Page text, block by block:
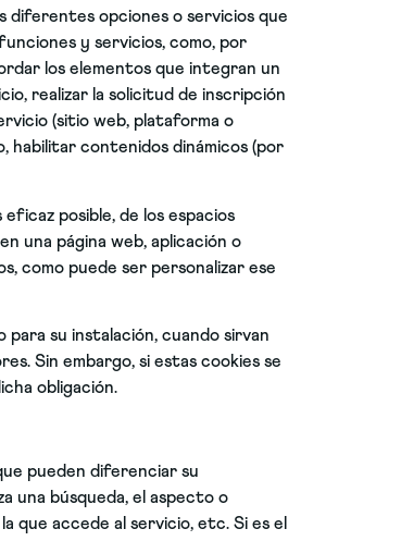
diferentes opciones o servicios que
y servicios, como, por
los elementos que integran un
realizar la solicitud de inscripción
(sitio web, plataforma o
habilitar contenidos dinámicos (por
posible, de los espacios
una página web, aplicación o
como puede ser personalizar ese
su instalación, cuando sirvan
Sin embargo, si estas cookies se
obligación.
pueden diferenciar su
una búsqueda, el aspecto o
que accede al servicio, etc. Si es el